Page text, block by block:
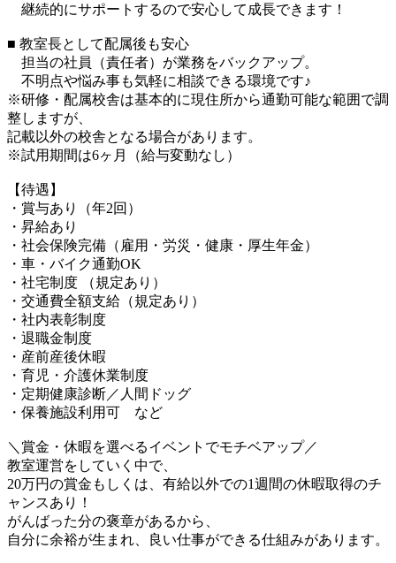
継続的にサポートするので安心して成長できます！
■ 教室長として配属後も安心
担当の社員（責任者）が業務をバックアップ。
不明点や悩み事も気軽に相談できる環境です♪
※研修・配属校舎は基本的に現住所から通勤可能な範囲で調
整しますが、
記載以外の校舎となる場合があります。
※試用期間は6ヶ月（給与変動なし）
【待遇】
・賞与あり（年2回）
・昇給あり
・社会保険完備（雇用・労災・健康・厚生年金）
・車・バイク通勤OK
・社宅制度 （規定あり）
・交通費全額支給（規定あり）
・社内表彰制度
・退職金制度
・産前産後休暇
・育児・介護休業制度
・定期健康診断／人間ドッグ
・保養施設利用可 など
＼賞金・休暇を選べるイベントでモチベアップ／
教室運営をしていく中で、
20万円の賞金もしくは、有給以外での1週間の休暇取得のチ
ャンスあり！
がんばった分の褒章があるから、
自分に余裕が生まれ、良い仕事ができる仕組みがあります。